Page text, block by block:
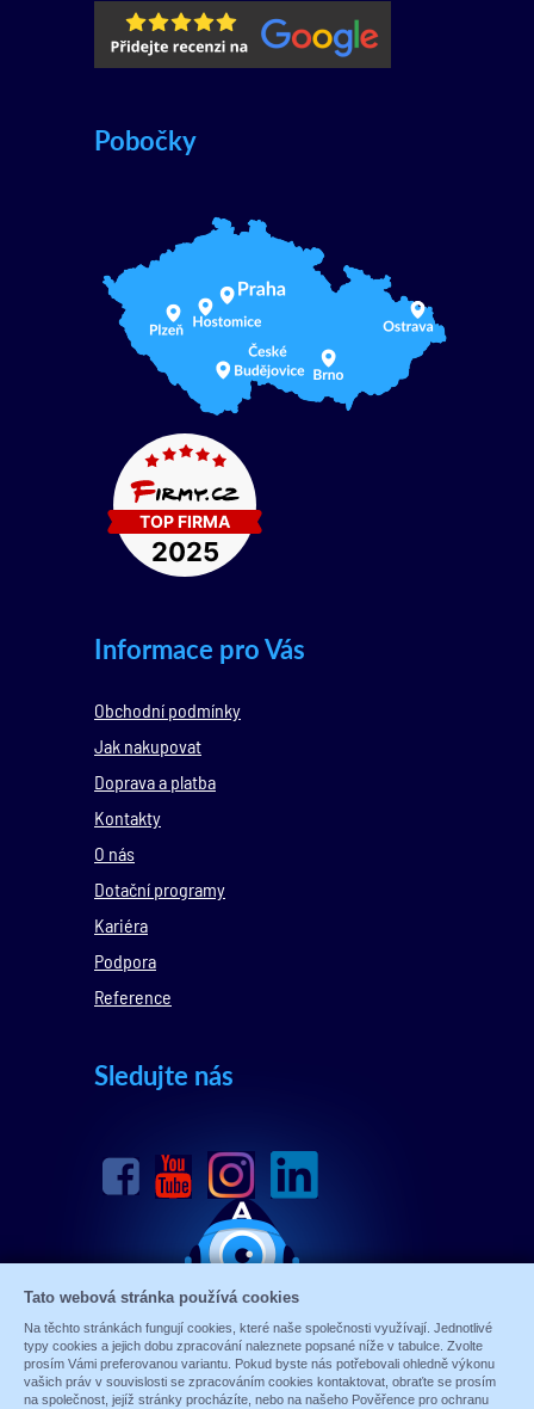
Pobočky
Informace pro Vás
Obchodní podmínky
Jak nakupovat
Doprava a platba
Kontakty
O nás
Dotační programy
Kariéra
Podpora
Reference
Sledujte nás
Tato webová stránka používá cookies
Na těchto stránkách fungují cookies, které naše společnosti využívají. Jednotlivé
typy cookies a jejich dobu zpracování naleznete popsané níže v tabulce. Zvolte
prosím Vámi preferovanou variantu. Pokud byste nás potřebovali ohledně výkonu
vašich práv v souvislosti se zpracováním cookies kontaktovat, obraťte se prosím
na společnost, jejíž stránky procházíte, nebo na našeho Pověřence pro ochranu